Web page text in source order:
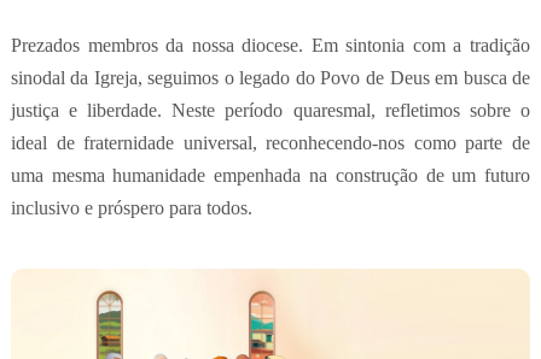
Prezados membros da nossa diocese. Em sintonia com a tradição
sinodal da Igreja, seguimos o legado do Povo de Deus em busca de
justiça e liberdade. Neste período quaresmal, refletimos sobre o
ideal de fraternidade universal, reconhecendo-nos como parte de
uma mesma humanidade empenhada na construção de um futuro
inclusivo e próspero para todos.